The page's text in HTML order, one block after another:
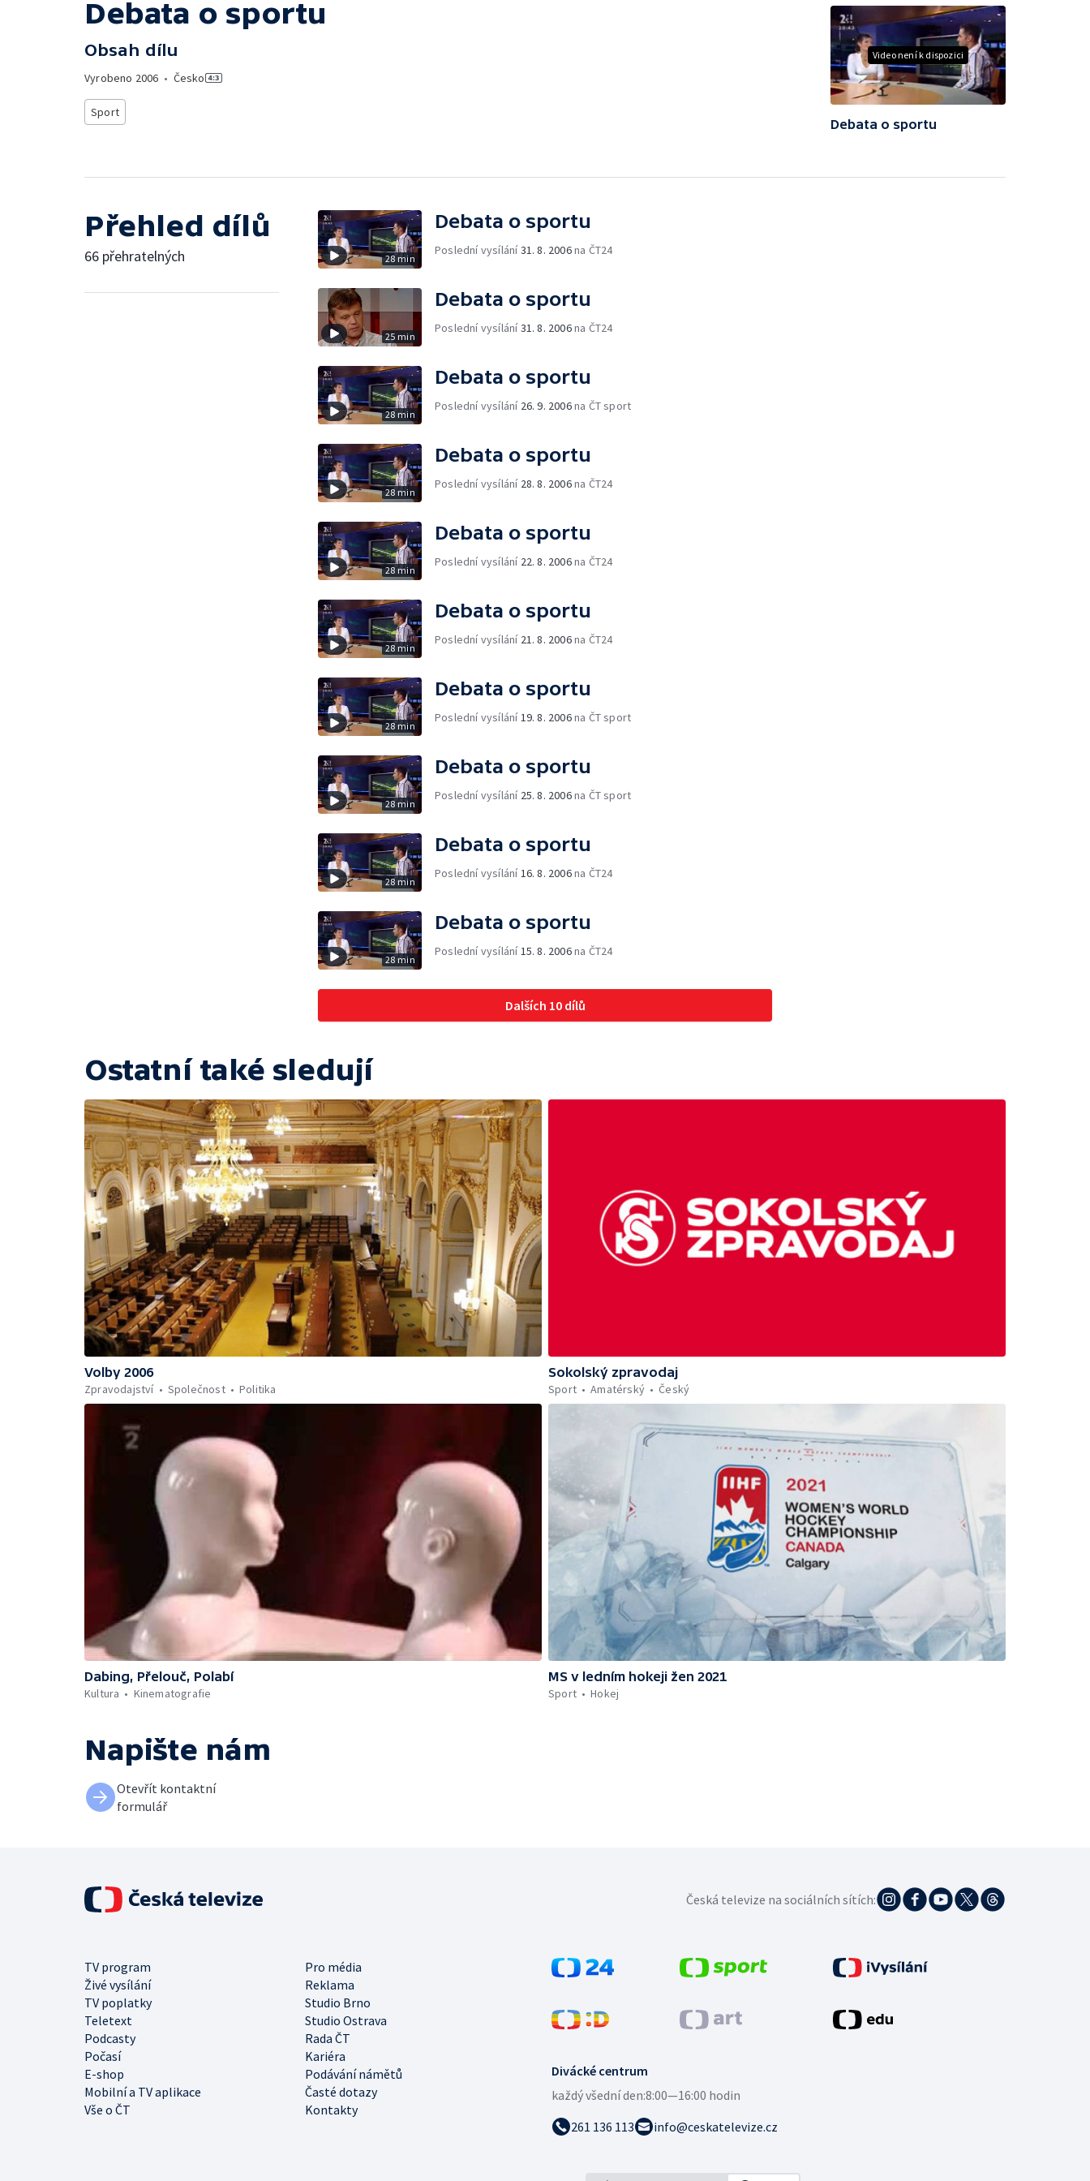
Debata o sportu
Obsah dílu
Vyrobeno 2006 • Česko
Sport
Video není k dispozici
Debata o sportu
Přehled dílů
66 přehratelných 28 min
Debata o sportu
Poslední vysílání31. 8. 2006na ČT24
25 min
Debata o sportu
Poslední vysílání31. 8. 2006na ČT24
28 min
Debata o sportu
Poslední vysílání 26. 9. 2006na ČT sport
28 min
Debata o sportu
Poslední vysílání 28. 8. 2006na ČT24
28 min
Debata o sportu
Poslední vysílání 22. 8. 2006na ČT24
28 min
Debata o sportu
Poslední vysílání 21. 8. 2006na ČT24
28 min
Debata o sportu
Poslední vysílání 19. 8. 2006na ČT sport
28 min
Debata o sportu
Poslední vysílání 25. 8. 2006na ČT sport
28 min
Debata o sportu
Poslední vysílání 16. 8. 2006na ČT24
28 min
Debata o sportu
Poslední vysílání 15. 8. 2006na ČT24
Dalších 10 dílů
Ostatní také sledují
Volby 2006
Zpravodajství
Společnost Politika
Sokolský zpravodaj
Sport
Amatérský Český
Dabing, Přelouč, Polabí
Kultura
Kinematografie
MS v ledním hokeji žen 2021
Sport
Hokej
Napište nám
Otevřít kontaktní
formulář
Divácké centrum
každý všední den:8:00—16:00 hodin
261 136 113
info@ceskatelevize.cz
TV program
Pro média
Živé vysílání
Reklama
TV poplatky
Studio Brno
Teletext
Studio Ostrava
Podcasty
Rada ČT
Počasí
Kariéra
E-shop
Podávání námětů
Mobilní a TV aplikace
Časté dotazy
Vše o ČT
Kontakty
Česká televize na sociálních sítích: